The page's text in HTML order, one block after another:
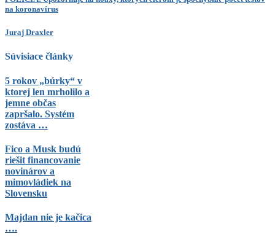
na koronavírus
Juraj Draxler
Súvisiace články
5 rokov „búrky“ v
ktorej len mrholilo a
jemne občas
zapršalo. Systém
zostáva …
Fico a Musk budú
riešit financovanie
novinárov a
mimovládiek na
Slovensku
Majdan nie je kačica
….